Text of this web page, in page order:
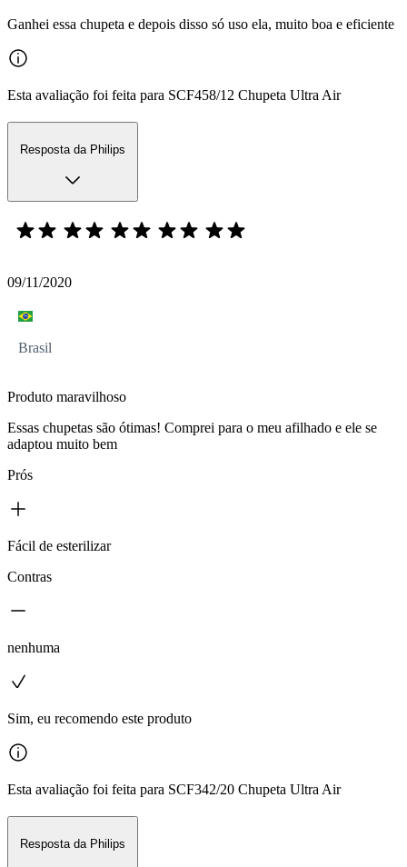
Ganhei essa chupeta e depois disso só uso ela, muito boa e eficiente
Esta avaliação foi feita para SCF458/12 Chupeta Ultra Air
Resposta da Philips
09/11/2020
Brasil
Produto maravilhoso
Essas chupetas são ótimas! Comprei para o meu afilhado e ele se
adaptou muito bem
Prós
Fácil de esterilizar
Contras
nenhuma
Sim, eu recomendo este produto
Esta avaliação foi feita para SCF342/20 Chupeta Ultra Air
Resposta da Philips